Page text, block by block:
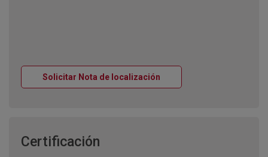
Solicitar Nota de localización
Certificación